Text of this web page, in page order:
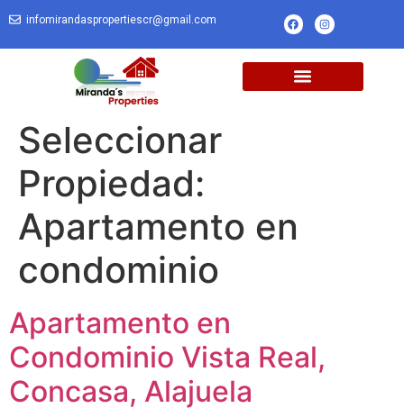
infomirandaspropertiescr@gmail.com
Seleccionar
Propiedad:
Apartamento en
condominio
Apartamento en
Condominio Vista Real,
Concasa, Alajuela